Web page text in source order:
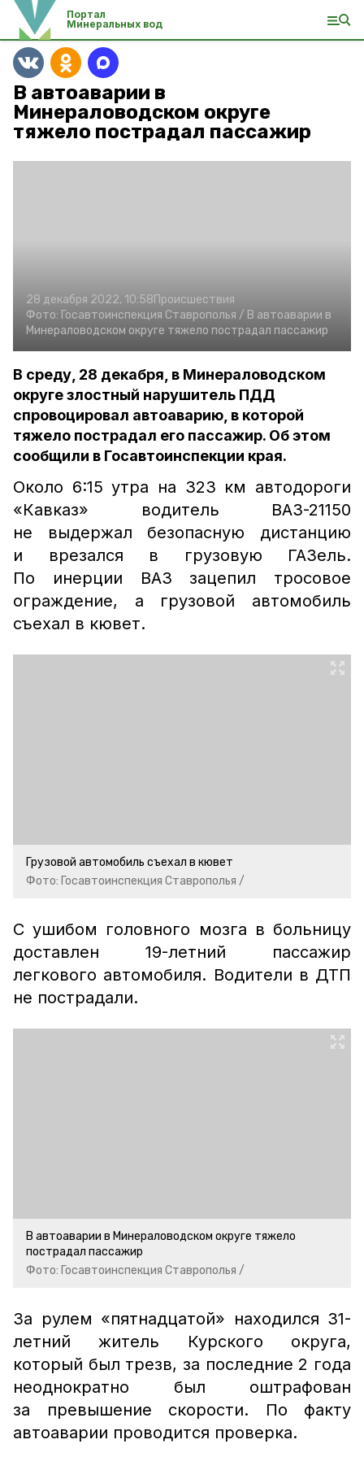
Портал
Минеральных вод
В автоаварии в
Минераловодском округе
тяжело пострадал пассажир
28 декабря 2022, 10:58Происшествия
Фото: Госавтоинспекция Ставрополья / В автоаварии в
Минераловодском округе тяжело пострадал пассажир
В среду, 28 декабря, в Минераловодском
округе злостный нарушитель ПДД
спровоцировал автоаварию, в которой
тяжело пострадал его пассажир. Об этом
сообщили в Госавтоинспекции края.
Около 6:15 утра на 323 км автодороги
«Кавказ» водитель ВАЗ-21150
не выдержал безопасную дистанцию
и врезался в грузовую ГАЗель.
По инерции ВАЗ зацепил тросовое
ограждение, а грузовой автомобиль
съехал в кювет.
Грузовой автомобиль съехал в кювет
Фото: Госавтоинспекция Ставрополья /
С ушибом головного мозга в больницу
доставлен 19-летний пассажир
легкового автомобиля. Водители в ДТП
не пострадали.
В автоаварии в Минераловодском округе тяжело
пострадал пассажир
Фото: Госавтоинспекция Ставрополья /
За рулем «пятнадцатой» находился 31-
летний житель Курского округа,
который был трезв, за последние 2 года
неоднократно был оштрафован
за превышение скорости. По факту
автоаварии проводится проверка.